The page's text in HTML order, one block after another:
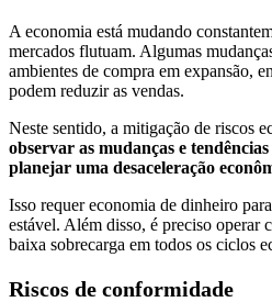
A economia está mudando
mercados flutuam. Algumas
ambientes de compra em expansão,
podem reduzir as vendas.
Neste sentido, a mitigação de riscos
observar as mudanças e
planejar uma desaceleração
Isso requer economia de dinheiro
estável. Além disso, é preciso operar
baixa sobrecarga em todos os ciclos
Riscos de conformidade